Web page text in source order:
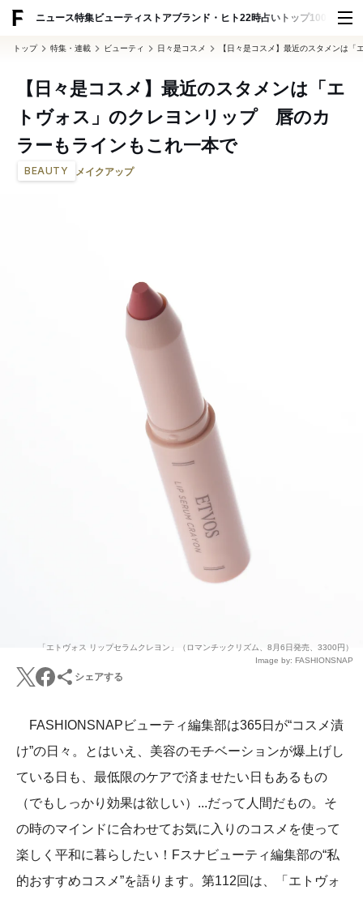
ニュース特集ビューティ ストアブランド・ヒト22時占い トップ100 スナッ
トップ 特集・連載 ビューティ 日々是コスメ 【日々是コスメ】最近のスタメンは
【日々是コスメ】最近のスタメンは「エ
トヴォス」のクレヨンリップ 唇のカ
ラーもラインもこれ一本で
BEAUTY メイクアップ
「エトヴォス リップセラムクレヨン」（ロマンチックリズム、8月6日発売、3300円）
Image by: FASHIONSNAP
シェアする
FASHIONSNAPビューティ編集部は365日が“コスメ漬
け”の日々。とはいえ、美容のモチベーションが爆上げし
ている日も、最低限のケアで済ませたい日もあるもの
（でもしっかり効果は欲しい）...だって人間だもの。そ
の時のマインドに合わせてお気に入りのコスメを使って
楽しく平和に暮らしたい！Fスナビューティ編集部の“私
的おすすめコスメ”を語ります。第112回は、「エトヴォ